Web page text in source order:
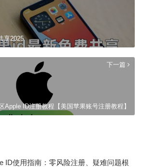
享2025
下一篇
Apple ID注册教程【美国苹果账号注册教程】
ID使用指南：零风险注册、疑难问题根